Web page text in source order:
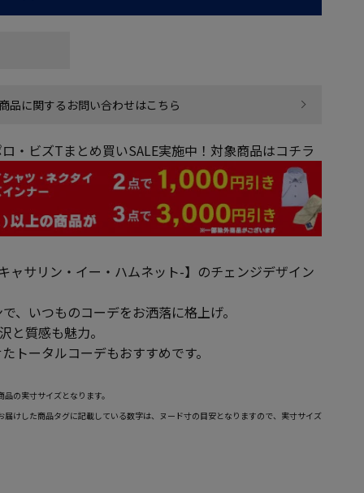
品に関するお問い合わせはこちら
・ビズTまとめ買いSALE実施中！対象商品はコチラ
キャサリン・イー・ハムネット-】のチェンジデザイン
、いつものコーデをお洒落に格上げ。
と質感も魅力。
トータルコーデもおすすめです。
の実寸サイズとなります。
けした商品タグに記載している数字は、ヌード寸の目安となりますので、実寸サイズ